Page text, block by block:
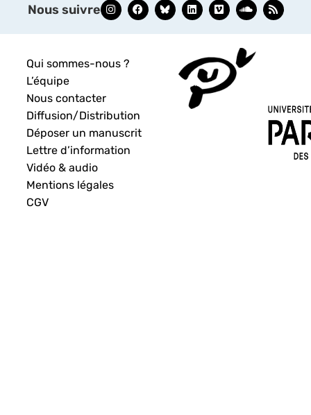
Nous suivre
Qui sommes-nous ?
L’équipe
Nous contacter
Diffusion/Distribution
Déposer un manuscrit
Lettre d’information
Vidéo & audio
Mentions légales
CGV